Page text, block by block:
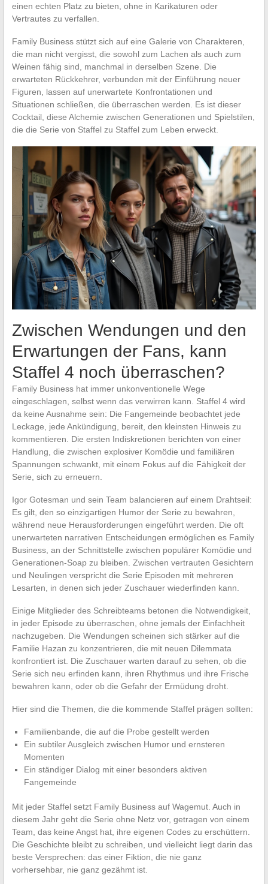
einen echten Platz zu bieten, ohne in Karikaturen oder
Vertrautes zu verfallen.
Family Business stützt sich auf eine Galerie von Charakteren,
die man nicht vergisst, die sowohl zum Lachen als auch zum
Weinen fähig sind, manchmal in derselben Szene. Die
erwarteten Rückkehrer, verbunden mit der Einführung neuer
Figuren, lassen auf unerwartete Konfrontationen und
Situationen schließen, die überraschen werden. Es ist dieser
Cocktail, diese Alchemie zwischen Generationen und Spielstilen,
die die Serie von Staffel zu Staffel zum Leben erweckt.
Zwischen Wendungen und den
Erwartungen der Fans, kann
Staffel 4 noch überraschen?
Family Business hat immer unkonventionelle Wege
eingeschlagen, selbst wenn das verwirren kann. Staffel 4 wird
da keine Ausnahme sein: Die Fangemeinde beobachtet jede
Leckage, jede Ankündigung, bereit, den kleinsten Hinweis zu
kommentieren. Die ersten Indiskretionen berichten von einer
Handlung, die zwischen explosiver Komödie und familiären
Spannungen schwankt, mit einem Fokus auf die Fähigkeit der
Serie, sich zu erneuern.
Igor Gotesman und sein Team balancieren auf einem Drahtseil:
Es gilt, den so einzigartigen Humor der Serie zu bewahren,
während neue Herausforderungen eingeführt werden. Die oft
unerwarteten narrativen Entscheidungen ermöglichen es Family
Business, an der Schnittstelle zwischen populärer Komödie und
Generationen-Soap zu bleiben. Zwischen vertrauten Gesichtern
und Neulingen verspricht die Serie Episoden mit mehreren
Lesarten, in denen sich jeder Zuschauer wiederfinden kann.
Einige Mitglieder des Schreibteams betonen die Notwendigkeit,
in jeder Episode zu überraschen, ohne jemals der Einfachheit
nachzugeben. Die Wendungen scheinen sich stärker auf die
Familie Hazan zu konzentrieren, die mit neuen Dilemmata
konfrontiert ist. Die Zuschauer warten darauf zu sehen, ob die
Serie sich neu erfinden kann, ihren Rhythmus und ihre Frische
bewahren kann, oder ob die Gefahr der Ermüdung droht.
Hier sind die Themen, die die kommende Staffel prägen sollten:
Familienbande, die auf die Probe gestellt werden
Ein subtiler Ausgleich zwischen Humor und ernsteren
Momenten
Ein ständiger Dialog mit einer besonders aktiven
Fangemeinde
Mit jeder Staffel setzt Family Business auf Wagemut. Auch in
diesem Jahr geht die Serie ohne Netz vor, getragen von einem
Team, das keine Angst hat, ihre eigenen Codes zu erschüttern.
Die Geschichte bleibt zu schreiben, und vielleicht liegt darin das
beste Versprechen: das einer Fiktion, die nie ganz
vorhersehbar, nie ganz gezähmt ist.